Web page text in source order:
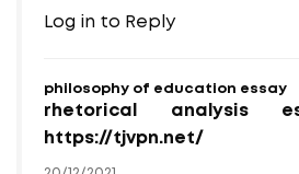
Log in to Reply
philosophy of education essay
rhetorical analysis
https://tjvpn.net/